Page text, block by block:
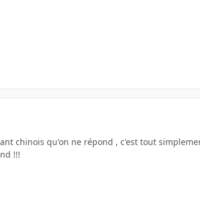
chinois qu'on ne répond , c'est tout
!!!